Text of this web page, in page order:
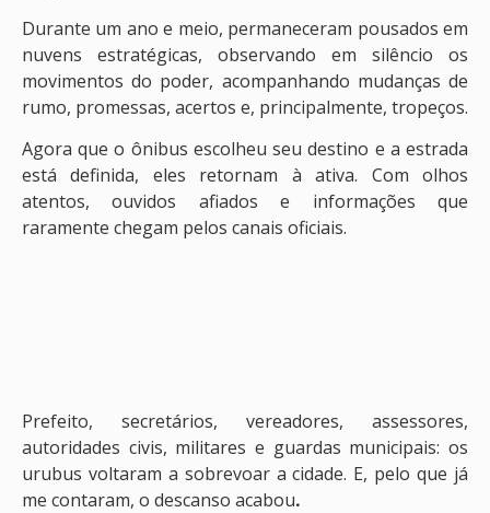
Durante um ano e meio, permaneceram pousados em
nuvens estratégicas, observando em silêncio os
movimentos do poder, acompanhando mudanças de
rumo, promessas, acertos e, principalmente, tropeços.
Agora que o ônibus escolheu seu destino e a estrada
está definida, eles retornam à ativa. Com olhos
atentos, ouvidos afiados e informações que
raramente chegam pelos canais oficiais.
Prefeito, secretários, vereadores, assessores,
autoridades civis, militares e guardas municipais: os
urubus voltaram a sobrevoar a cidade. E, pelo que já
me contaram, o descanso acabou.